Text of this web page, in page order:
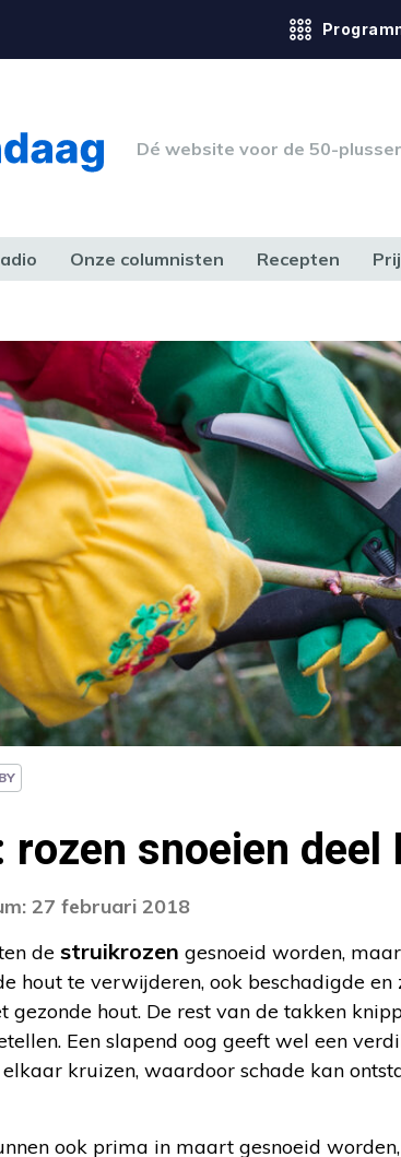
Dé website voor de 50-plusser
Onze columnisten Recepten
rozen snoeien deel
27 februari 2018
de struikrozen gesnoeid worden,
hout te verwijderen, ook beschadigde
gezonde hout. De rest van de takken
Een slapend oog geeft wel een
kruizen, waardoor schade kan
ook prima in maart gesnoeid